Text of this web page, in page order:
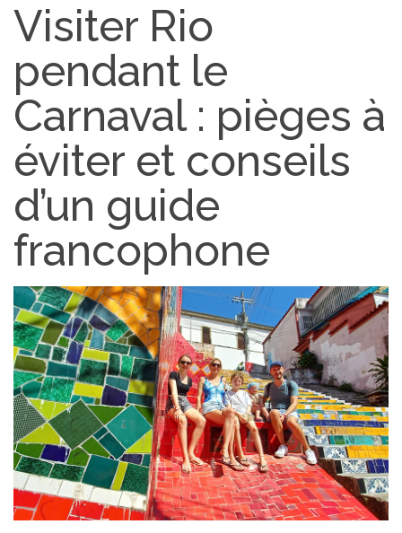
Visiter Rio
pendant le
Carnaval : pièges à
éviter et conseils
d’un guide
francophone